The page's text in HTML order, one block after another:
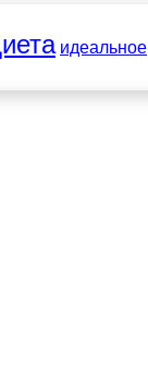
идеальное